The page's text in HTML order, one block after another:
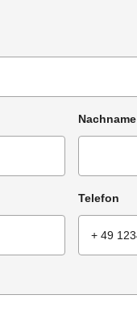
Nachname
Telefon